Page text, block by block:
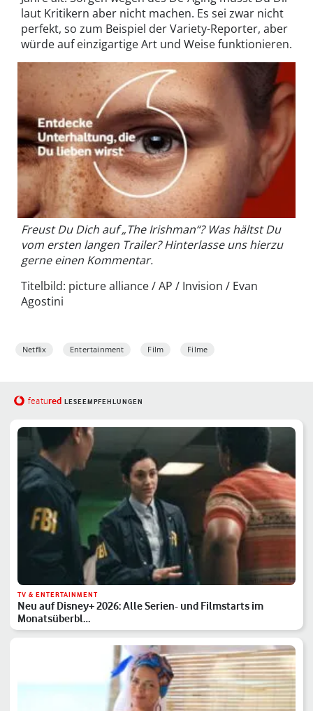
laut Kritikern aber nicht machen. Es sei zwar nicht
perfekt, so zum Beispiel der Variety-Reporter, aber
würde auf einzigartige Art und Weise funktionieren.
Freust Du Dich auf „The Irishman“? Was hältst Du
vom ersten langen Trailer? Hinterlasse uns hierzu
gerne einen Kommentar.
Titelbild: picture alliance / AP / Invision / Evan
Agostini
Netflix Entertainment Film Filme
featured LESEEMPFEHLUNGEN
TV & ENTERTAINMENT
Neu auf Disney+ 2026: Alle Serien- und Filmstarts im
Monatsüberbl…